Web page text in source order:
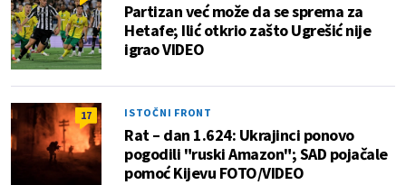
Partizan već može da se sprema za
Hetafe; Ilić otkrio zašto Ugrešić nije
igrao VIDEO
17 ISTOČNI FRONT
Rat – dan 1.624: Ukrajinci ponovo
pogodili "ruski Amazon"; SAD pojačale
pomoć Kijevu FOTO/VIDEO